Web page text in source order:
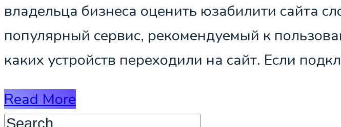
владельца бизнеса оценить юзабилити сайта
популярный сервис, рекомендуемый к
каких устройств переходили на сайт. Если
Read More